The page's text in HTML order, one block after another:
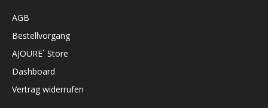
AGB
Bestellvorgang
AJOURE´ Store
Dashboard
Vertrag widerrufen